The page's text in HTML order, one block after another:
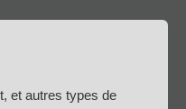
et autres types de